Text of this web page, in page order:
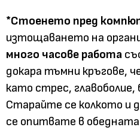
*Стоенето пред
изтощаването на
много часове работа
докара тъмни кръгове,
като стрес,
Старайте се колкото и
се опитвате в обедната